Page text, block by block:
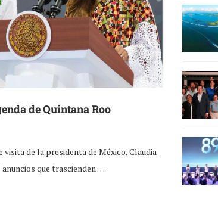
de Quintana Roo
visita de la presidenta de México, Claudia
anuncios que trascienden …